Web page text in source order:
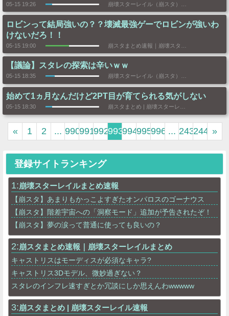
05-15 19:26
ロビンって結局強いの？？壊滅最強ゲーでロビンが強いわ
けないだろ！！
05-15 19:00
【議論】スタレの探索は辛いｗｗ
05-15 18:35 崩壊スターレイル（崩スタ）攻略まとめGS
始めて1ヵ月なんだけど2PT目が育てられる気がしない
05-15 18:30
« 1 2 ... 990991992993994995996 ... 24392440»
登録サイトランキング
1:崩壊スターレイルまとめ速報
【崩スタ】あまりもかっこよすぎたオンパロスのゴーナウス
【崩スタ】階差宇宙への「洞察モード」追加が予告されたぞ！
【崩スタ】夢の涙って普通に使っても良いの？
2:崩スタまとめ速報｜崩壊スターレイルまとめ
キャストリスはモーディスが必須なキャラ?
キャストリス3Dモデル、微妙過ぎない？
スタレのインフレ速すぎとか冗談にしか思えんわwwwww
3:崩スタまとめ | 崩壊スターレイル速報